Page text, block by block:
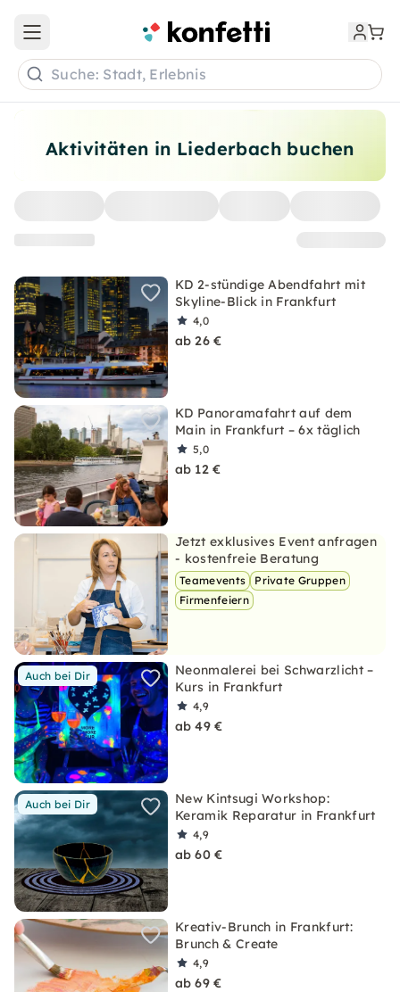
Aktivitäten in Liederbach buchen
KD 2-stündige Abendfahrt mit
Skyline-Blick in Frankfurt
4,0
ab 26 €
KD Panoramafahrt auf dem
Main in Frankfurt – 6x täglich
5,0
ab 12 €
Jetzt exklusives Event anfragen
- kostenfreie Beratung
Teamevents
Private Gruppen
Firmenfeiern
Auch bei Dir
Neonmalerei bei Schwarzlicht –
Kurs in Frankfurt
4,9
ab 49 €
Auch bei Dir
New Kintsugi Workshop:
Keramik Reparatur in Frankfurt
4,9
ab 60 €
Kreativ-Brunch in Frankfurt:
Brunch & Create
4,9
ab 69 €
Open main menu
Suche: Stadt, Erlebnis